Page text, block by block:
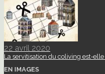
22 avril 2020
La servitisation du coliving est-elle
EN IMAGES